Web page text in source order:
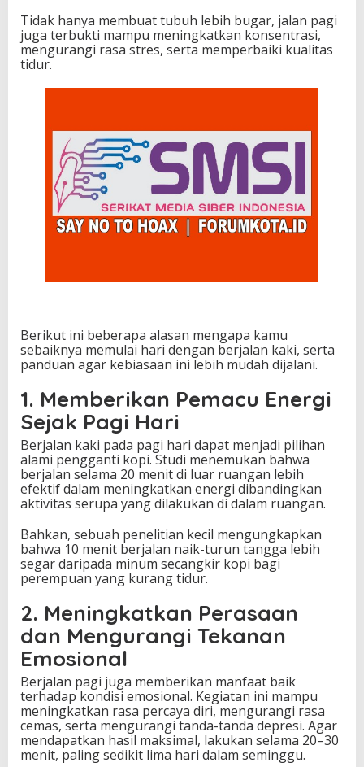
Tidak hanya membuat tubuh lebih bugar, jalan pagi
juga terbukti mampu meningkatkan konsentrasi,
mengurangi rasa stres, serta memperbaiki kualitas
tidur.
Berikut ini beberapa alasan mengapa kamu
sebaiknya memulai hari dengan berjalan kaki, serta
panduan agar kebiasaan ini lebih mudah dijalani.
1. Memberikan Pemacu Energi
Sejak Pagi Hari
Berjalan kaki pada pagi hari dapat menjadi pilihan
alami pengganti kopi. Studi menemukan bahwa
berjalan selama 20 menit di luar ruangan lebih
efektif dalam meningkatkan energi dibandingkan
aktivitas serupa yang dilakukan di dalam ruangan.
Bahkan, sebuah penelitian kecil mengungkapkan
bahwa 10 menit berjalan naik-turun tangga lebih
segar daripada minum secangkir kopi bagi
perempuan yang kurang tidur.
2. Meningkatkan Perasaan
dan Mengurangi Tekanan
Emosional
Berjalan pagi juga memberikan manfaat baik
terhadap kondisi emosional. Kegiatan ini mampu
meningkatkan rasa percaya diri, mengurangi rasa
cemas, serta mengurangi tanda-tanda depresi. Agar
mendapatkan hasil maksimal, lakukan selama 20–30
menit, paling sedikit lima hari dalam seminggu.